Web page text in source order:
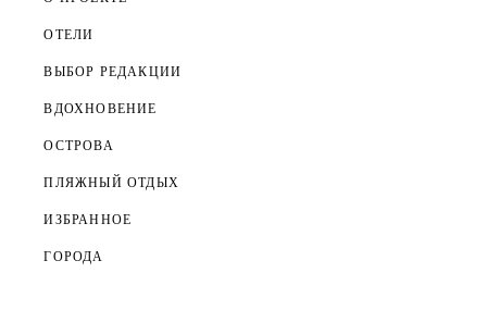
ОТЕЛИ
ВЫБОР РЕДАКЦИИ
ВДОХНОВЕНИЕ
ОСТРОВА
ПЛЯЖНЫЙ ОТДЫХ
ИЗБРАННОЕ
ГОРОДА